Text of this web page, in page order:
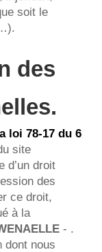
soit le
des
loi 78-17 du 6
d’un droit
des
ce droit,
à la
- .
dont nous